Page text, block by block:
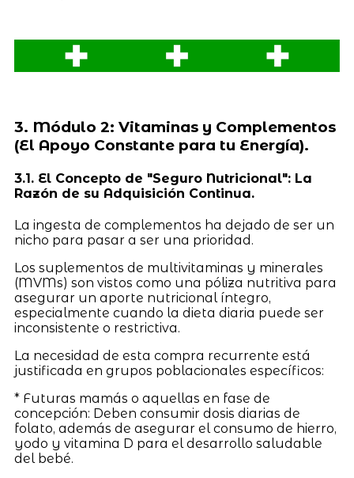
3. Módulo 2: Vitaminas y Complementos
(El Apoyo Constante para tu Energía).
3.1. El Concepto de "Seguro Nutricional": La
Razón de su Adquisición Continua.
La ingesta de complementos ha dejado de ser un
nicho para pasar a ser una prioridad.
Los suplementos de multivitaminas y minerales
(MVMs) son vistos como una póliza nutritiva para
asegurar un aporte nutricional íntegro,
especialmente cuando la dieta diaria puede ser
inconsistente o restrictiva.
La necesidad de esta compra recurrente está
justificada en grupos poblacionales específicos:
* Futuras mamás o aquellas en fase de
concepción: Deben consumir dosis diarias de
folato, además de asegurar el consumo de hierro,
yodo y vitamina D para el desarrollo saludable
del bebé.